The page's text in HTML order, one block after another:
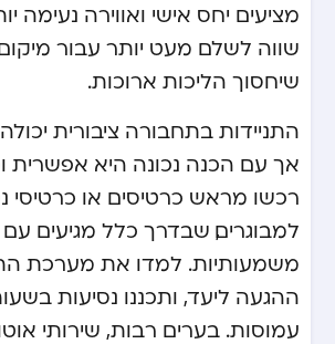
מציעים יחס אישי ואווירה נעימה
שווה לשלם מעט יותר עבור
שיחסוך הליכות ארוכות.
התניידות בתחבורה ציבורית
אך עם הכנה נכונה היא אפשרית
רכשו מראש כרטיסים או כרטיסי
למבוגרים, שבדרך כלל מגיעים
משמעותיות. למדו את מערכת
ההגעה ליעד, ותכננו נסיעות
עמוסות. בערים רבות, שירותי